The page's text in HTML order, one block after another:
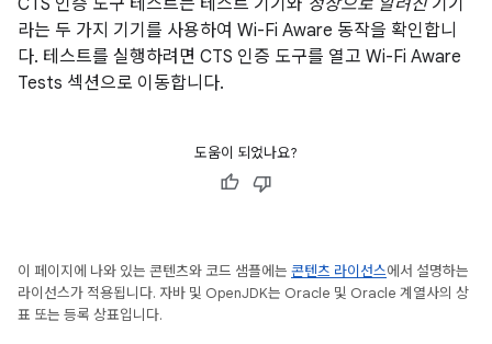
CTS 인증 도구 테스트는 테스트 기기와 정상으로 알려진기기
라는 두 가지 기기를 사용하여 Wi-Fi Aware 동작을 확인합니
다. 테스트를 실행하려면 CTS 인증 도구를 열고 Wi-Fi Aware
Tests 섹션으로 이동합니다.
도움이 되었나요?
이 페이지에 나와 있는 콘텐츠와 코드 샘플에는 콘텐츠 라이선스에서 설명하는
라이선스가 적용됩니다. 자바 및 OpenJDK는 Oracle 및 Oracle 계열사의 상
표 또는 등록 상표입니다.